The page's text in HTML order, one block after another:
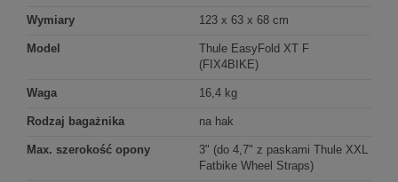
Wymiary 123 x 63 x 68 cm
Model
Thule EasyFold XT F
(FIX4BIKE)
Waga 16,4 kg
Rodzaj bagażnika na hak
Max. szerokość opony
3" (do 4,7" z paskami Thule XXL
Fatbike Wheel Straps)